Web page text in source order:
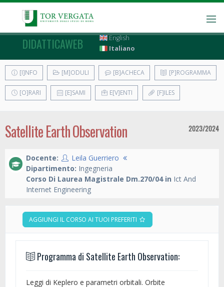
DIDATTICAWEB
English
Italiano
[I]NFO [M]ODULI [B]ACHECA [P]ROGRAMMA
[O]RARI [E]SAMI E[V]ENTI [F]ILES
Satellite Earth Observation 2023/2024
Docente:
Leila Guerriero
Dipartimento: Ingegneria
Corso Di Laurea Magistrale Dm.270/04 in Ict And
Internet Engineering
AGGIUNGI IL CORSO AI TUOI PREFERITI
Programma di Satellite Earth Observation:
Leggi di Keplero e parametri orbitali. Orbite